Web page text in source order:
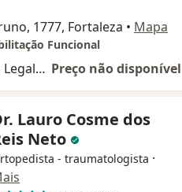
1777, Fortaleza • Mapa
Funcional
Consulta Medicina Legal e Perícia Médica Preço não disponível
Lauro Cosme dos
Neto
- traumatologista ·